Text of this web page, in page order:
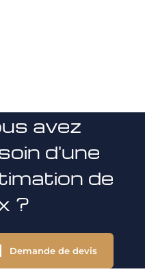
avez
d'une
de
?
Demande de devis